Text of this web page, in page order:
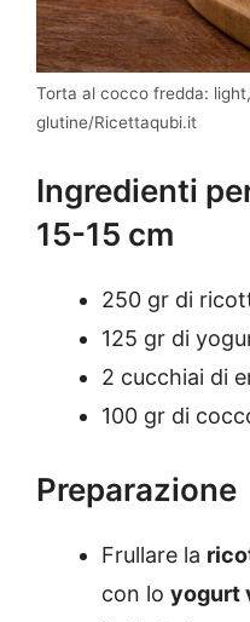
Torta al cocco fredda:
glutine/Ricettaqubi.it
Ingredienti
15-15 cm
250 gr di
125 gr di
2 cucchiai di
100 gr di
Preparazione
Frullare la
con lo yogurt